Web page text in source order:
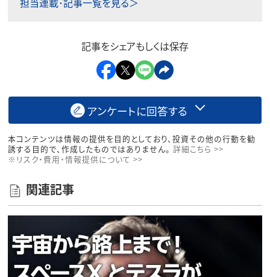
記事をシェアもしくは保存
アンケートに回答する
本コンテンツは情報の提供を目的としており、投資その他の行動を勧
誘する目的で、作成したものではありません。 詳細こちら >>
※リスク・費用・情報提供について >>
関連記事